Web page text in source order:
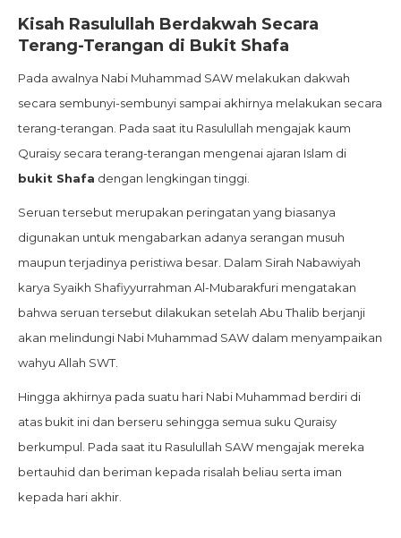
Kisah Rasulullah Berdakwah Secara
Terang-Terangan di Bukit Shafa
Pada awalnya Nabi Muhammad SAW melakukan dakwah
secara sembunyi-sembunyi sampai akhirnya melakukan secara
terang-terangan. Pada saat itu Rasulullah mengajak kaum
Quraisy secara terang-terangan mengenai ajaran Islam di
bukit Shafa dengan lengkingan tinggi.
Seruan tersebut merupakan peringatan yang biasanya
digunakan untuk mengabarkan adanya serangan musuh
maupun terjadinya peristiwa besar. Dalam Sirah Nabawiyah
karya Syaikh Shafiyyurrahman Al-Mubarakfuri mengatakan
bahwa seruan tersebut dilakukan setelah Abu Thalib berjanji
akan melindungi Nabi Muhammad SAW dalam menyampaikan
wahyu Allah SWT.
Hingga akhirnya pada suatu hari Nabi Muhammad berdiri di
atas bukit ini dan berseru sehingga semua suku Quraisy
berkumpul. Pada saat itu Rasulullah SAW mengajak mereka
bertauhid dan beriman kepada risalah beliau serta iman
kepada hari akhir.